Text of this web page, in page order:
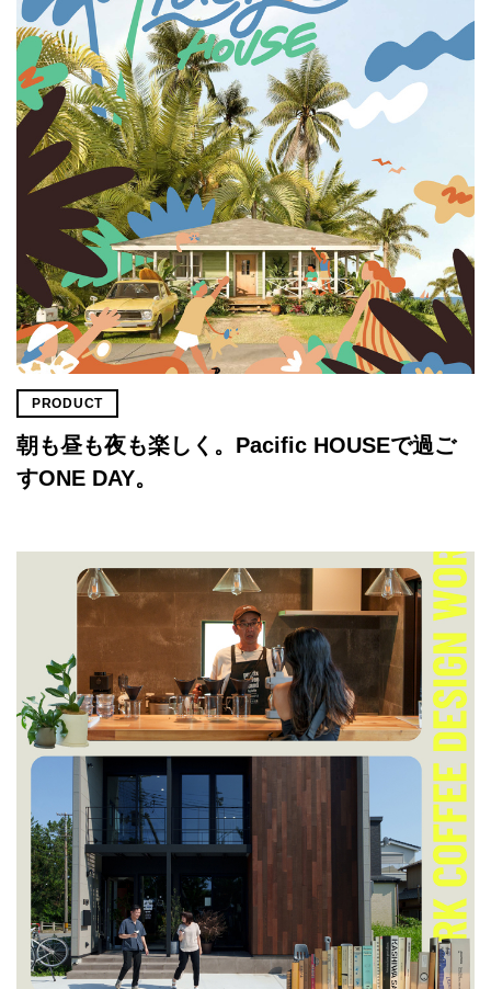
PRODUCT
朝も昼も夜も楽しく。Pacific HOUSEで過ご
すONE DAY。